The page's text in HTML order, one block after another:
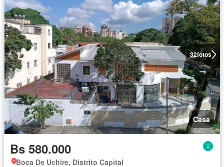
32fotos
Casa
Bs 580.000
Boca De Uchire, Distrito Capital